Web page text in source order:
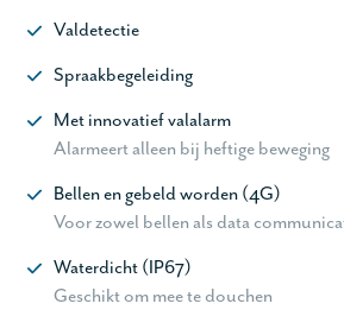
Valdetectie
Spraakbegeleiding
Met innovatief valalarm
Alarmeert alleen bij heftige beweging
Bellen en gebeld worden (4G)
Voor zowel bellen als data
Waterdicht (IP67)
Geschikt om mee te douchen